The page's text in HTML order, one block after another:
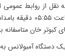
نقل از روابط
خان متاسفانه باعث
دستگاه آمبولانس